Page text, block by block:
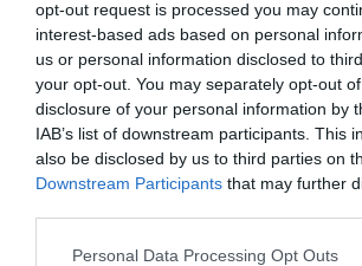
opt-out request is processed you may
interest-based ads based on personal
us or personal information disclosed to
your opt-out. You may separately opt-out
disclosure of your personal information by
IAB’s list of downstream participants. This
also be disclosed by us to third parties on
Downstream Participants that may further
Please note that this website/app uses one
Personal Data Processing Opt Outs
Τμήμα Μαγνητικής
Μetropolitan Hospital
To Τμήμα Μαγνητικής
Καρδιάς του Μetropolitan
σύγχρονους μαγνητικούς
3 Τesla και εξειδικευμένο
πιστοποίηση SCMR level 3 και